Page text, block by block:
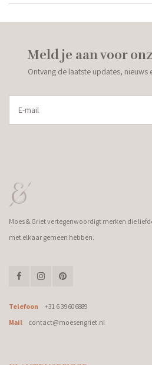
Meld je aan voor
Ontvang de laatste updates, nieuws
Moes & Griet vertegenwoordigt merken die
met elkaar gemeen hebben.
Telefoon
+31 6 39606889
Mail
contact@moesengriet.nl